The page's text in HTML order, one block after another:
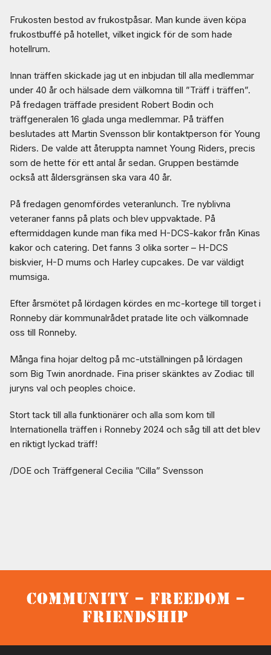
Frukosten bestod av frukostpåsar. Man kunde även köpa
frukostbuffé på hotellet, vilket ingick för de som hade
hotellrum.
Innan träffen skickade jag ut en inbjudan till alla medlemmar
under 40 år och hälsade dem välkomna till ”Träff i träffen”.
På fredagen träffade president Robert Bodin och
träffgeneralen 16 glada unga medlemmar. På träffen
beslutades att Martin Svensson blir kontaktperson för Young
Riders. De valde att återuppta namnet Young Riders, precis
som de hette för ett antal år sedan. Gruppen bestämde
också att åldersgränsen ska vara 40 år.
På fredagen genomfördes veteranlunch. Tre nyblivna
veteraner fanns på plats och blev uppvaktade. På
eftermiddagen kunde man fika med H-DCS-kakor från Kinas
kakor och catering. Det fanns 3 olika sorter – H-DCS
biskvier, H-D mums och Harley cupcakes. De var väldigt
mumsiga.
Efter årsmötet på lördagen kördes en mc-kortege till torget i
Ronneby där kommunalrådet pratade lite och välkomnade
oss till Ronneby.
Många fina hojar deltog på mc-utställningen på lördagen
som Big Twin anordnade. Fina priser skänktes av Zodiac till
juryns val och peoples choice.
Stort tack till alla funktionärer och alla som kom till
Internationella träffen i Ronneby 2024 och såg till att det blev
en riktigt lyckad träff!
/DOE och Träffgeneral Cecilia ”Cilla” Svensson
Community – Freedom –
Friendship